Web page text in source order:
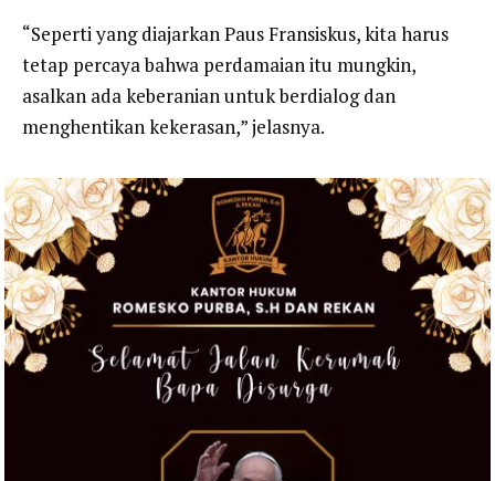
“Seperti yang diajarkan Paus Fransiskus, kita harus
tetap percaya bahwa perdamaian itu mungkin,
asalkan ada keberanian untuk berdialog dan
menghentikan kekerasan,” jelasnya.